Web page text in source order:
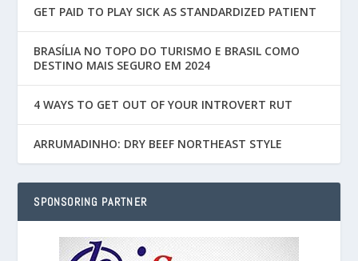
GET PAID TO PLAY SICK AS STANDARDIZED PATIENT
BRASÍLIA NO TOPO DO TURISMO E BRASIL COMO
DESTINO MAIS SEGURO EM 2024
4 WAYS TO GET OUT OF YOUR INTROVERT RUT
ARRUMADINHO: DRY BEEF NORTHEAST STYLE
SPONSORING PARTNER